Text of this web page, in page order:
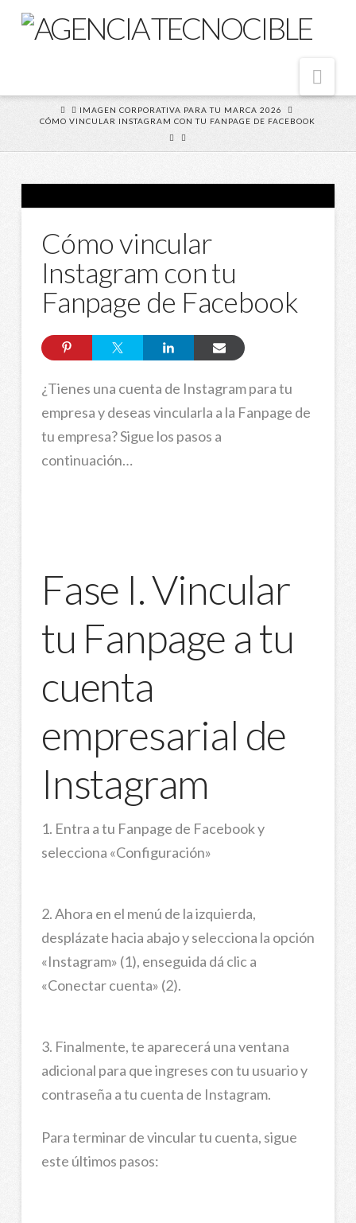
HOMEIMAGEN CORPORATIVA PARA TU MARCA 2026
CÓMO VINCULAR INSTAGRAM CON TU FANPAGE DE FACEBOOK
Cómo vincular
Instagram con tu
Fanpage de Facebook
¿Tienes una cuenta de Instagram para tu
empresa y deseas vincularla a la Fanpage de
tu empresa? Sigue los pasos a
continuación…
Fase I. Vincular
tu Fanpage a tu
cuenta
empresarial de
Instagram
1. Entra a tu Fanpage de Facebook y
selecciona «Configuración»
2. Ahora en el menú de la izquierda,
desplázate hacia abajo y selecciona la opción
«Instagram» (1), enseguida dá clic a
«Conectar cuenta» (2).
3. Finalmente, te aparecerá una ventana
adicional para que ingreses con tu usuario y
contraseña a tu cuenta de Instagram.
Para terminar de vincular tu cuenta, sigue
este últimos pasos: